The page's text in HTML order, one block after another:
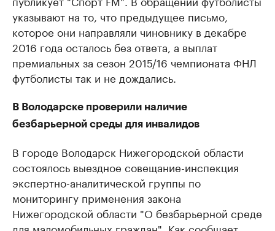
указывают на то, что предыдущее письмо,
которое они направляли чиновнику в декабре
2016 года осталось без ответа, а выплат
премиальных за сезон 2015/16 чемпионата ФНЛ
футболисты так и не дождались.
В Володарске проверили наличие
безбарьерной среды для инвалидов
В городе Володарск Нижегородской области
состоялось выездное совещание-инспекция
экспертно-аналитической группы по
мониторингу применения закона
Нижегородской области "О безбарьерной среде